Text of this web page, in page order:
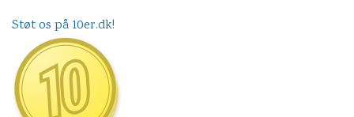
Støt os på 10er.dk!